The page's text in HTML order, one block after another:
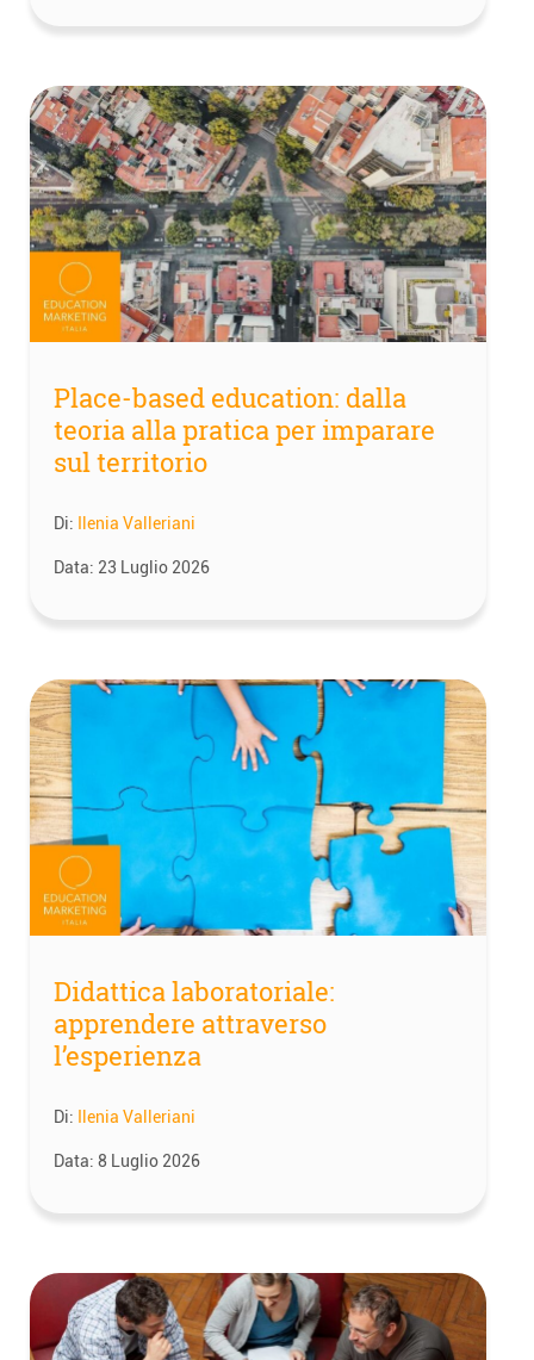
Place-based education: dalla
teoria alla pratica per imparare
sul territorio
Di: Ilenia Valleriani
Data: 23 Luglio 2026
Didattica laboratoriale:
apprendere attraverso
l’esperienza
Di: Ilenia Valleriani
Data: 8 Luglio 2026